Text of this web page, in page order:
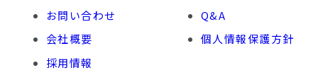
お問い合わせ
Q&A
会社概要
個人情報保護方針
採用情報